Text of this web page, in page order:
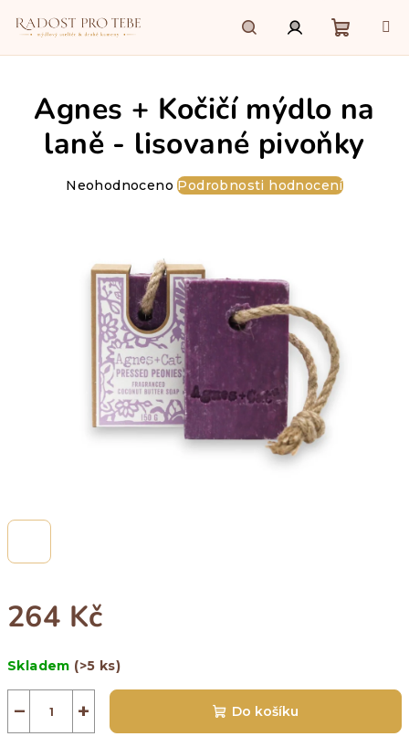
HledatPřihlášení
košík
264 Kč
cena:
Skladem (>5 ks)
+
− Do košíku
Agnes + Kočičí mýdlo na
laně - lisované pivoňky
Průměrné
hvězdiček.
Neohodnoceno Podrobnosti hodnocení